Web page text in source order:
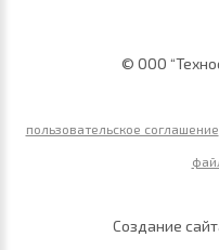
© ООО
пользовательское соглашение
Создание